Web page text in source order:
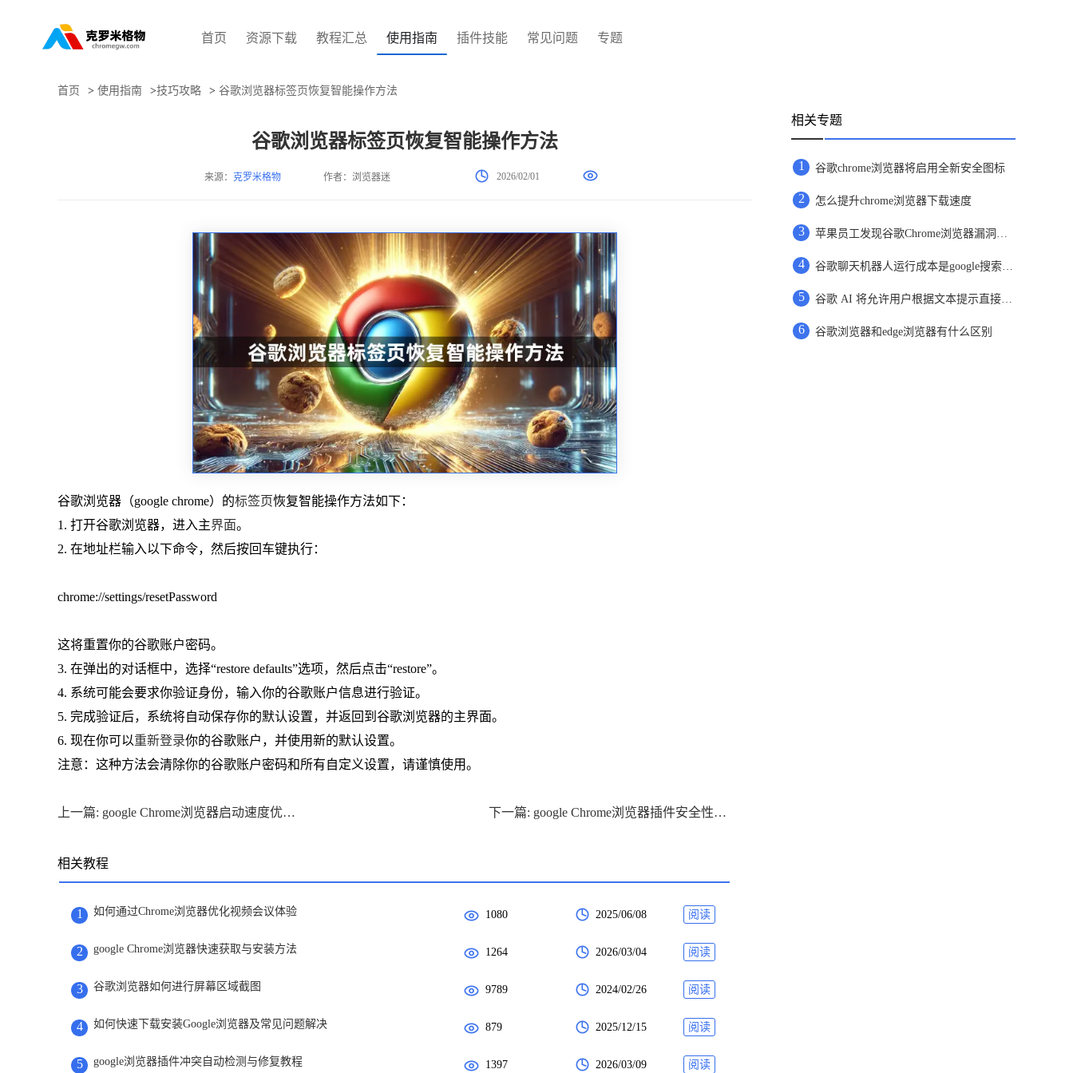
首页 资源下载 教程汇总 使用指南 插件技能 常见问题 专题
首页 > 使用指南 >技巧攻略 > 谷歌浏览器标签页恢复智能操作方法
谷歌浏览器标签页恢复智能操作方法
来源： 克罗米格物 作者：浏览器迷 2026/02/01
谷歌浏览器（google chrome）的标签页恢复智能操作方法如下：
1. 打开谷歌浏览器，进入主界面。
2. 在地址栏输入以下命令，然后按回车键执行：
chrome://settings/resetPassword
这将重置你的谷歌账户密码。
3. 在弹出的对话框中，选择“restore defaults”选项，然后点击“restore”。
4. 系统可能会要求你验证身份，输入你的谷歌账户信息进行验证。
5. 完成验证后，系统将自动保存你的默认设置，并返回到谷歌浏览器的主界面。
6. 现在你可以重新登录你的谷歌账户，并使用新的默认设置。
注意：这种方法会清除你的谷歌账户密码和所有自定义设置，请谨慎使用。
上一篇: google Chrome浏览器启动速度优化操作策略完整教程解析 下一篇: google Chrome浏览器插件安全性检测教程
相关教程
1 如何通过Chrome浏览器优化视频会议体验 1080 2025/06/08 阅读
2 google Chrome浏览器快速获取与安装方法 1264 2026/03/04 阅读
3 谷歌浏览器如何进行屏幕区域截图 9789 2024/02/26 阅读
4 如何快速下载安装Google浏览器及常见问题解决 879 2025/12/15 阅读
5 google浏览器插件冲突自动检测与修复教程 1397 2026/03/09 阅读
相关专题
1 谷歌chrome浏览器将启用全新安全图标
2 怎么提升chrome浏览器下载速度
3 苹果员工发现谷歌Chrome浏览器漏洞报未上报
4 谷歌聊天机器人运行成本是google搜索的10倍
5 谷歌 AI 将允许用户根据文本提示直接创建图片
6 谷歌浏览器和edge浏览器有什么区别